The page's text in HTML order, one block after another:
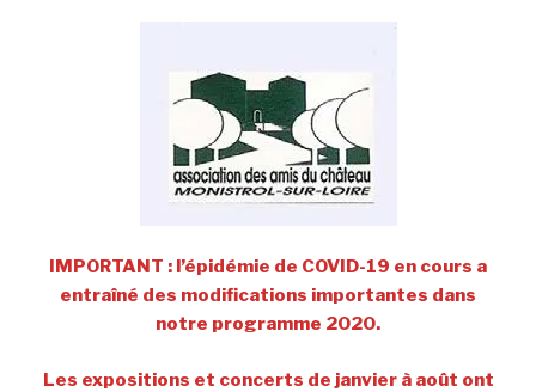
IMPORTANT : l’épidémie de COVID-19 en cours a
entraîné des modifications importantes dans
notre programme 2020.
Les expositions et concerts de janvier à août ont